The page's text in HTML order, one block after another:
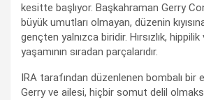
kesitte başlıyor. Başkahraman Gerry
büyük umutları olmayan, düzenin
gençten yalnızca biridir. Hırsızlık, hippilik
yaşamının sıradan parçalarıdır.
IRA tarafından düzenlenen bombalı bir
Gerry ve ailesi, hiçbir somut delil